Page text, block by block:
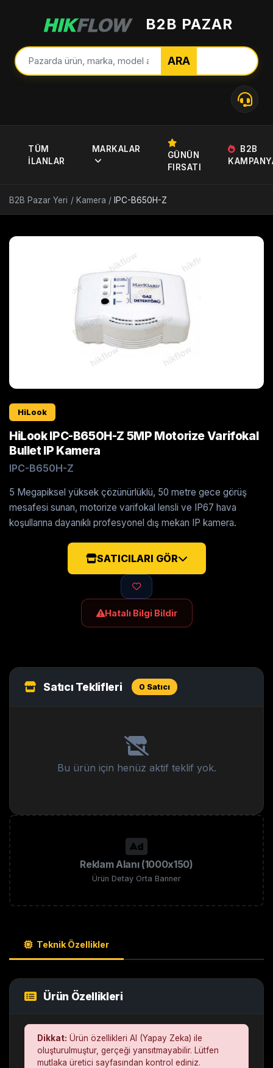
B2B PAZAR
ARA
TÜM
İLANLAR
MARKALAR
GÜNÜN
FIRSATI
B2B
B2B Pazar Yeri / Kamera / IPC-B650H-Z
HiLook
HiLook IPC-B650H-Z 5MP Motorize Varifokal
Bullet IP Kamera
IPC-B650H-Z
5 Megapiksel yüksek çözünürlüklü, 50 metre gece görüş
mesafesi sunan, motorize varifokal lensli ve IP67 hava
koşullarına dayanıklı profesyonel dış mekan IP kamera.
SATICILARI GÖR
Hatalı Bilgi Bildir
Satıcı Teklifleri 0 Satıcı
Bu ürün için henüz aktif teklif yok.
Reklam Alanı (1000x150)
Ürün Detay Orta Banner
Teknik Özellikler
Ürün Özellikleri
Dikkat: Ürün özellikleri AI (Yapay Zeka) ile
oluşturulmuştur, gerçeği yansıtmayabilir. Lütfen
mutlaka üretici sayfasından kontrol ediniz.